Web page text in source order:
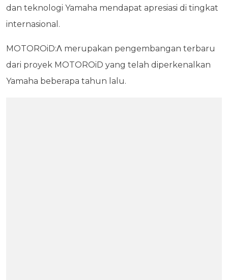
dan teknologi Yamaha mendapat apresiasi di tingkat
internasional.
MOTOROiD:Λ merupakan pengembangan terbaru
dari proyek MOTOROiD yang telah diperkenalkan
Yamaha beberapa tahun lalu.